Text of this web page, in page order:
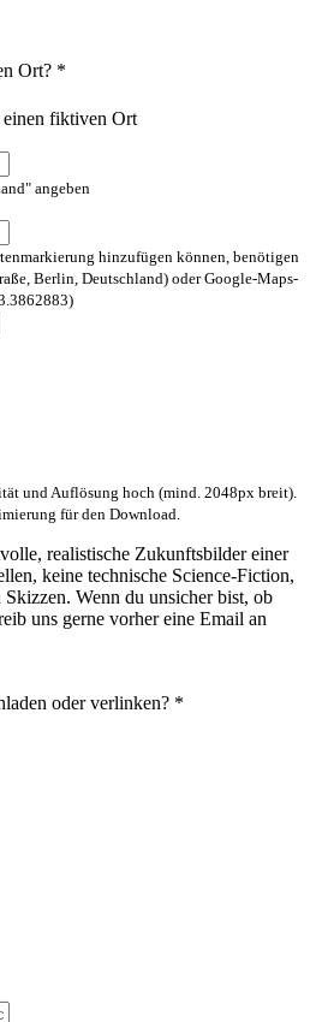
Ort? *
einen fiktiven Ort
angeben
hinzufügen können, benötigen
Berlin, Deutschland) oder Google-Maps-
und Auflösung hoch (mind. 2048px breit).
für den Download.
realistische Zukunftsbilder einer
keine technische Science-Fiction,
Wenn du unsicher bist, ob
uns gerne vorher eine Email an
oder verlinken? *